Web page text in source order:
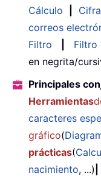
Cálculo
correos
Filtro
Filtro
en negrita/
Principales
Herramientas
caracteres
gráfico(
prácticas(
nacimiento, ...)